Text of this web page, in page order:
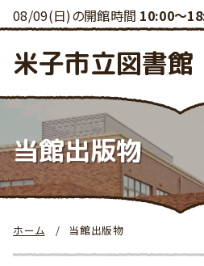
08/09(日)の開館時間 10:00～
米子市立図書館
当館出版物
ホーム 当館出版物